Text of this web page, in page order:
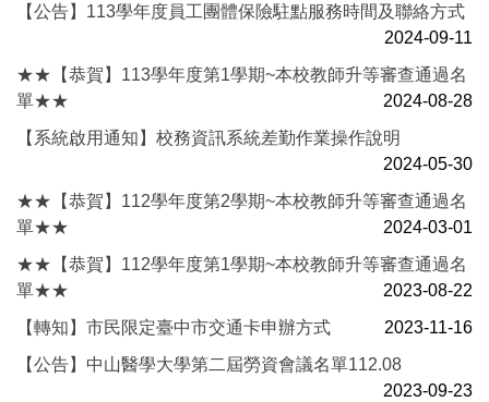
【公告】113學年度員工團體保險駐點服務時間及聯絡方式
2024-09-11
★★【恭賀】113學年度第1學期~本校教師升等審查通過名
單★★
2024-08-28
【系統啟用通知】校務資訊系統差勤作業操作說明
2024-05-30
★★【恭賀】112學年度第2學期~本校教師升等審查通過名
單★★
2024-03-01
★★【恭賀】112學年度第1學期~本校教師升等審查通過名
單★★
2023-08-22
【轉知】市民限定臺中市交通卡申辦方式
2023-11-16
【公告】中山醫學大學第二屆勞資會議名單112.08
2023-09-23